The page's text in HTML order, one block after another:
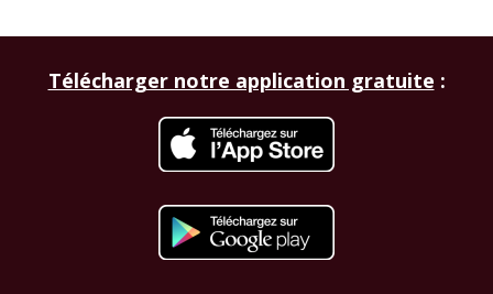
Télécharger notre application gratuite :